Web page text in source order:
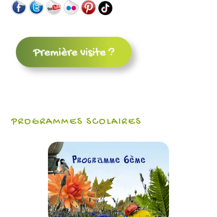
PROGRAMMES SCOLAIRES